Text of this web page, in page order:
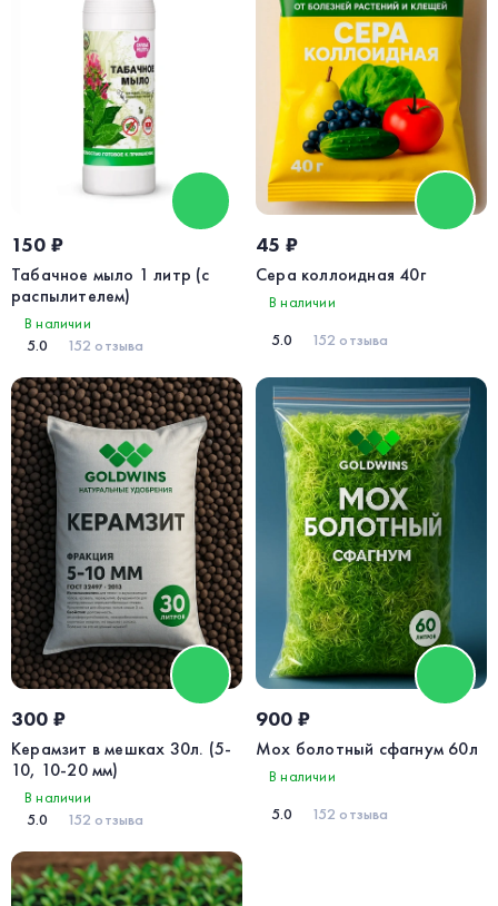
150 ₽
Табачное мыло 1 литр (с
распылителем)
В наличии
5.0
152 отзыва
45 ₽
Сера коллоидная 40г
В наличии
5.0
152 отзыва
300 ₽
Керамзит в мешках 30л. (5-
10, 10-20 мм)
В наличии
5.0
152 отзыва
900 ₽
Мох болотный сфагнум 60л
В наличии
5.0
152 отзыва